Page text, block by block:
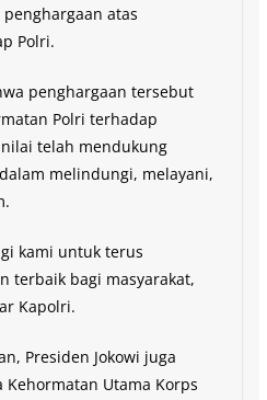
penghargaan atas
Polri.
penghargaan tersebut
Polri terhadap
telah mendukung
melindungi, melayani,
kami untuk terus
terbaik bagi masyarakat,
Kapolri.
Presiden Jokowi juga
Utama Korps